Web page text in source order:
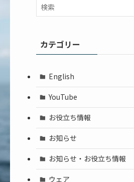
カテゴリー
English
YouTube
お役立ち情報
お知らせ
お知らせ・お役立ち情報
ウェア